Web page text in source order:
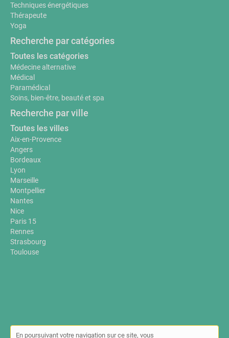
Techniques énergétiques
Thérapeute
Yoga
Recherche par catégories
Toutes les catégories
Médecine alternative
Médical
Paramédical
Soins, bien-être, beauté et spa
Recherche par ville
Toutes les villes
Aix-en-Provence
Angers
Bordeaux
Lyon
Marseille
Montpellier
Nantes
Nice
Paris 15
Rennes
Strasbourg
Toulouse
En poursuivant votre navigation sur ce site, vous